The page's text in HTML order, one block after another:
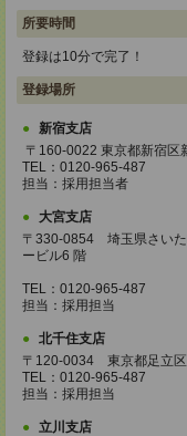
所要時間
登録は10分で完了！
登録場所
新宿支店
〒160-0022 東京都新宿区
TEL：0120-965-487
担当：採用担当者
大宮支店
〒330-0854 埼玉県さい
ービル6 階
TEL：0120-965-487
担当：採用担当
北千住支店
〒120-0034 東京都足立区
TEL：0120-965-487
担当：採用担当
立川支店